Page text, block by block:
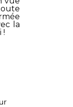
la
!